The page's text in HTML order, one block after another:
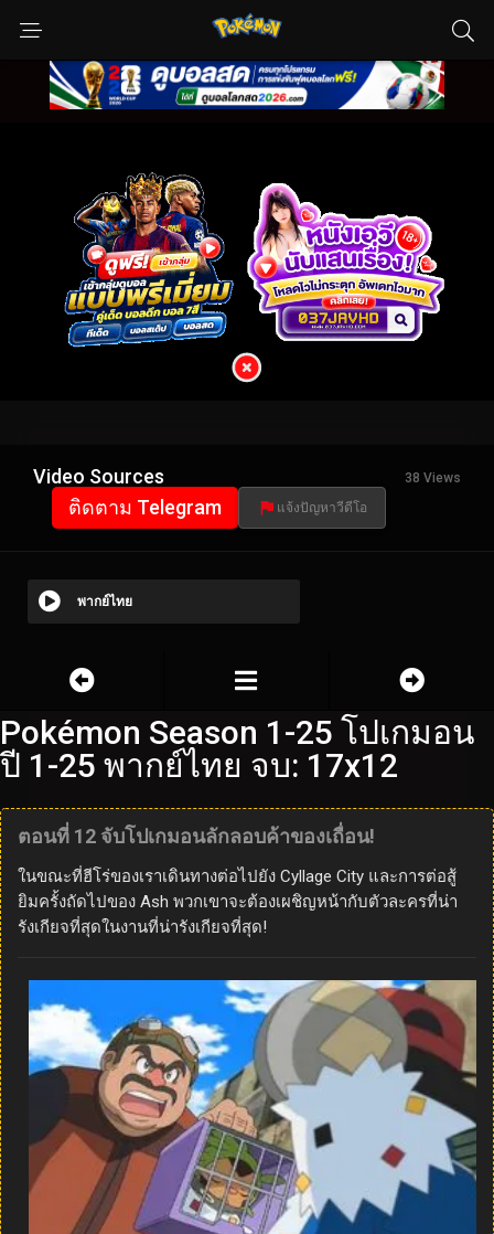
Video Sources 38 Views
ติดตาม Telegram แจ้งปัญหาวีดีโอ
พากย์ไทย
Pokémon Season 1-25 โปเกมอน
ปี 1-25 พากย์ไทย จบ: 17x12
ตอนที่ 12 จับโปเกมอนลักลอบค้าของเถื่อน!
ในขณะที่ฮีโร่ของเราเดินทางต่อไปยัง Cyllage City และการต่อสู้
ยิมครั้งถัดไปของ Ash พวกเขาจะต้องเผชิญหน้ากับตัวละครที่น่า
รังเกียจที่สุดในงานที่น่ารังเกียจที่สุด!